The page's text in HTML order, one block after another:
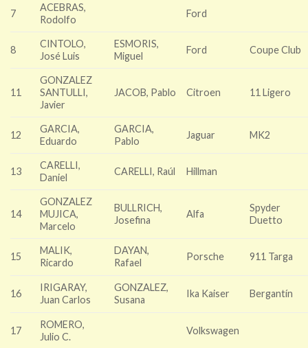
7
ACEBRAS,
Rodolfo
Ford
8
CINTOLO,
José Luis
ESMORIS,
Miguel
Ford Coupe Club
11
GONZALEZ
SANTULLI,
Javier
JACOB, Pablo Citroen 11 Ligero
12
GARCIA,
Eduardo
GARCIA,
Pablo
Jaguar MK2
13
CARELLI,
Daniel
CARELLI, Raúl Hillman
14
GONZALEZ
MUJICA,
Marcelo
BULLRICH,
Josefina
Alfa
Spyder
Duetto
15
MALIK,
Ricardo
DAYAN,
Rafael
Porsche 911 Targa
16
IRIGARAY,
Juan Carlos
GONZALEZ,
Susana
Ika Kaiser Bergantín
17
ROMERO,
Julio C.
Volkswagen